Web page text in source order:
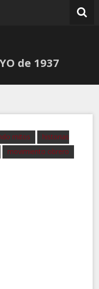
de 1937
mitos
historias
movimiento obrero